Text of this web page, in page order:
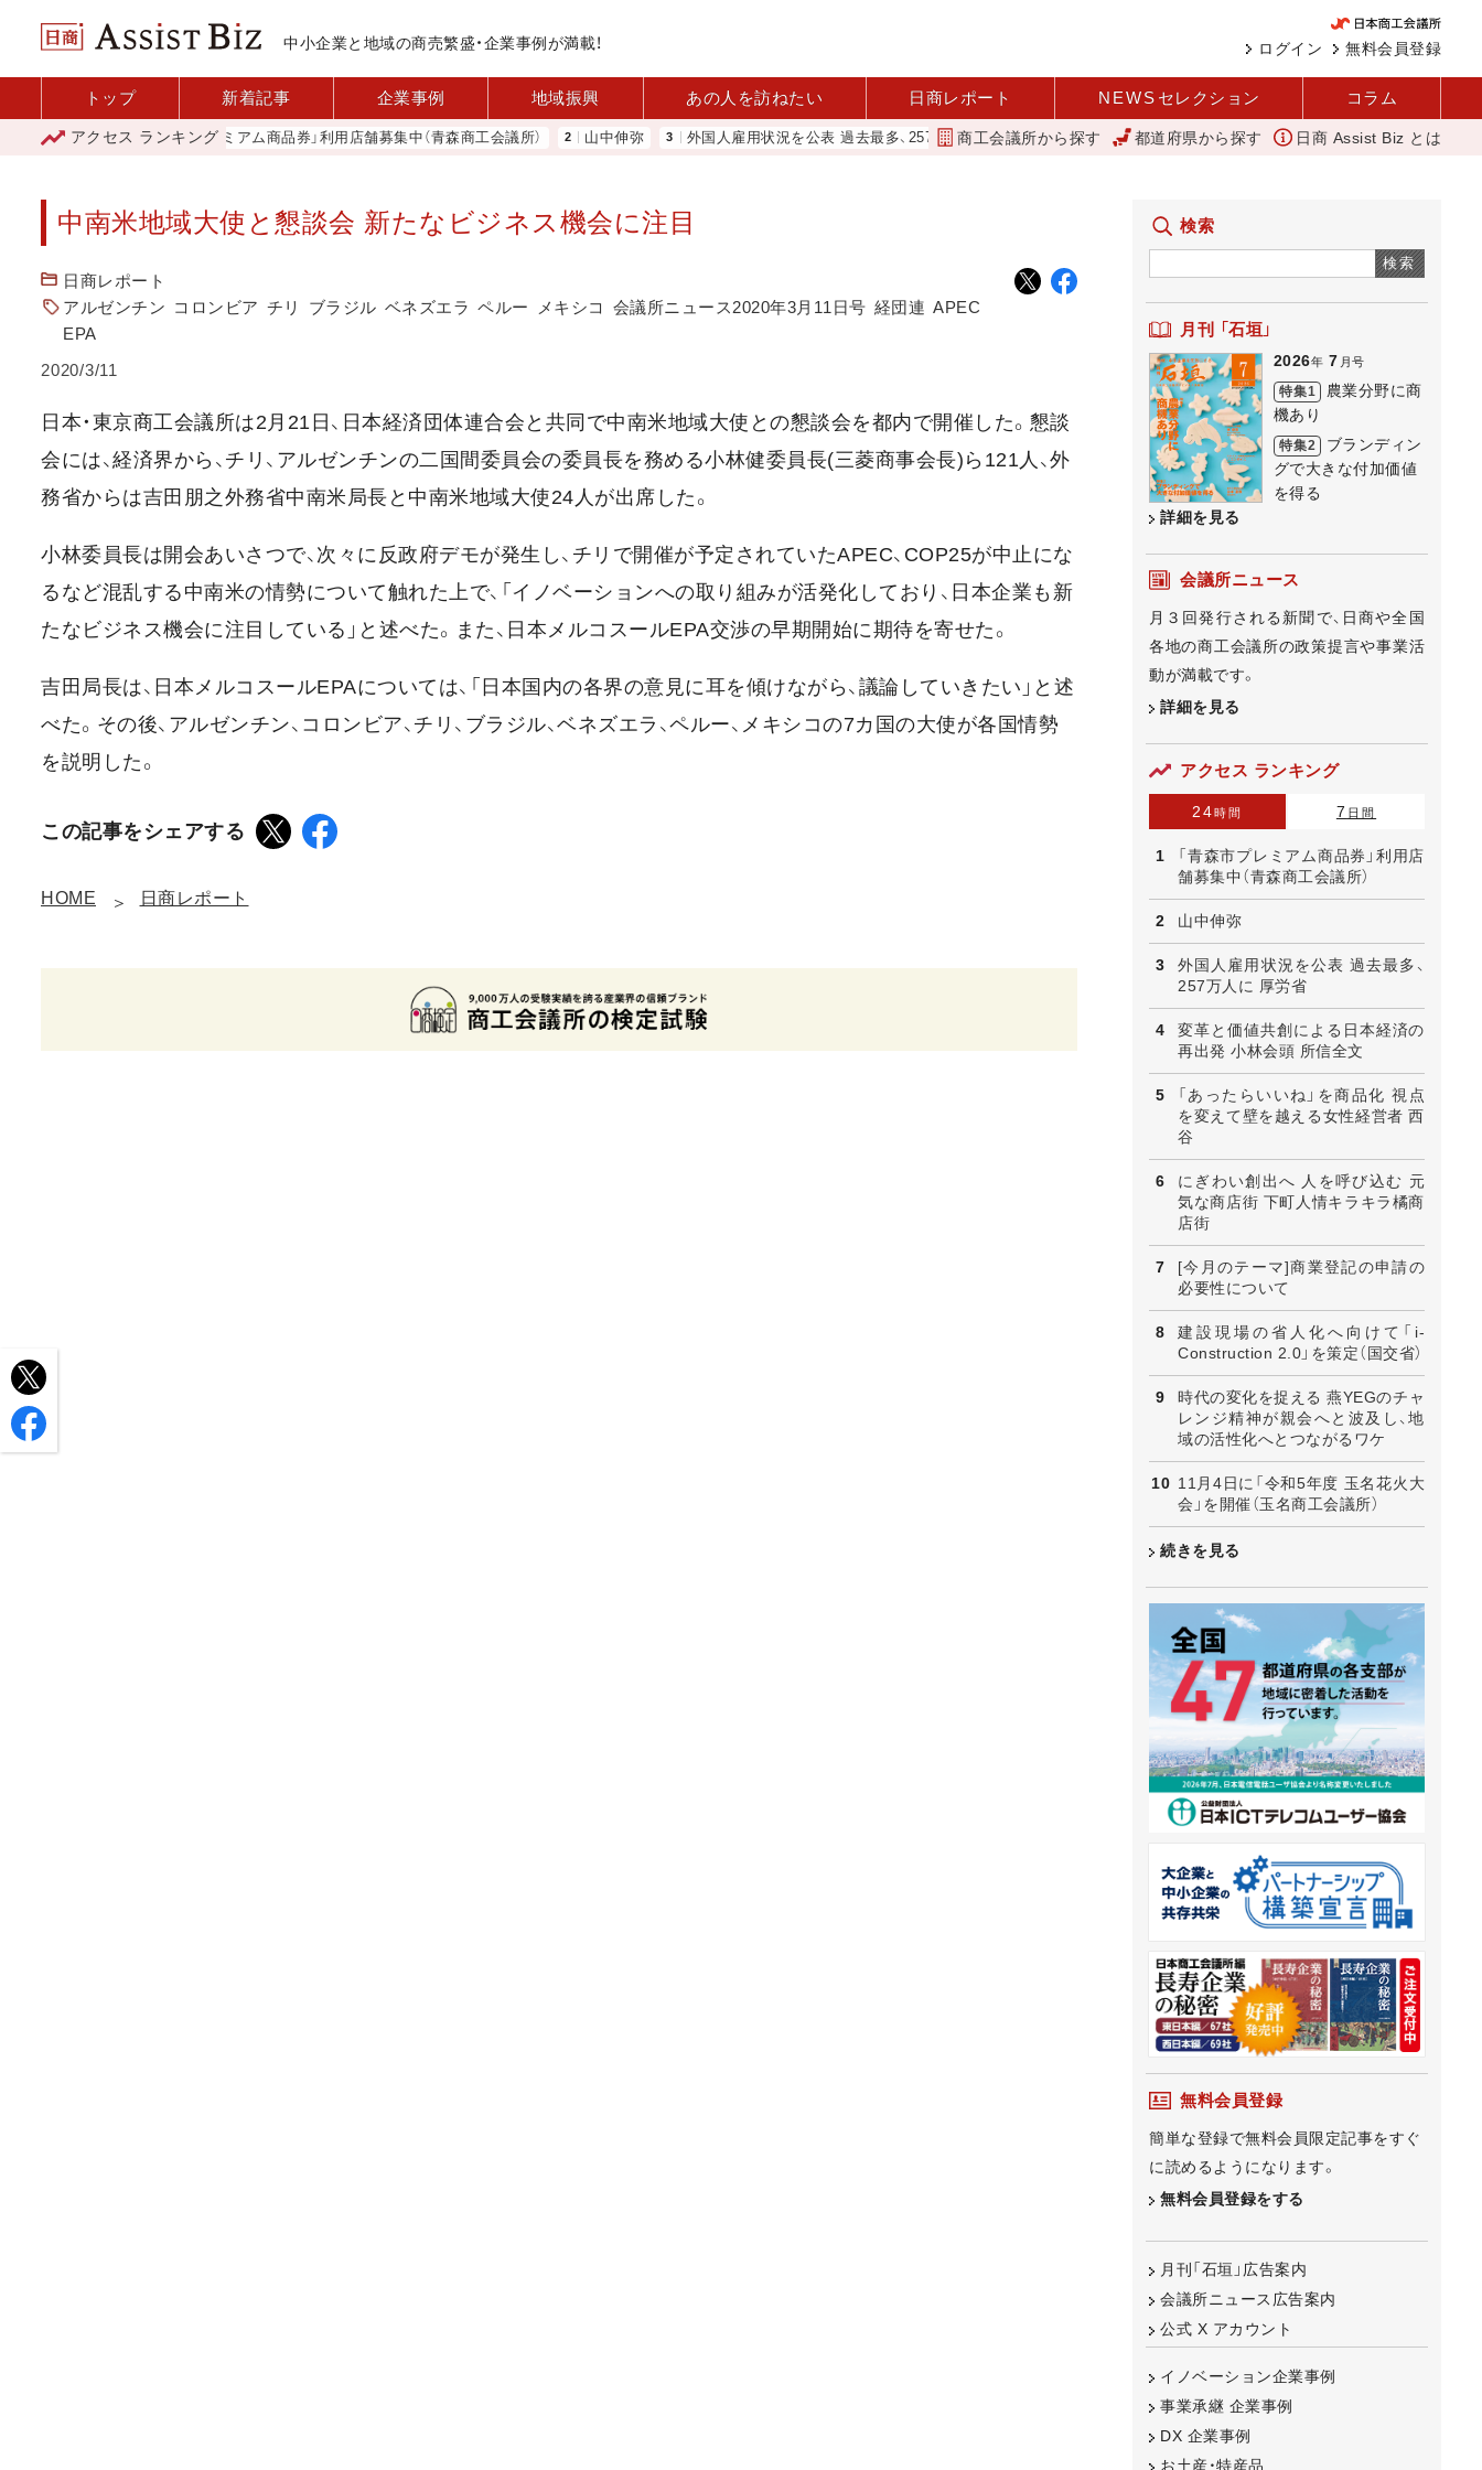
中小企業と地域の商売繁盛・企業事例が満載！ 無料会員登録
ログイン
トップ 新着記事 企業事例 地域振興 あの人を訪ねたい 日商レポート NEWS セレクション コラム
アクセス ランキング
「青森市プレミアム商品券」利用店舗募集中（青森商工会議所） 山中伸弥 外国人雇用状況を公表 過去最多、257万人に 厚労省 変革と価値共創による日本経済の再出発 小林会頭 所信全文
商工会議所から探す 都道府県から探す 日商 Assist Biz とは
中南米地域大使と懇談会 新たなビジネス機会に注目
日商レポート
アルゼンチン コロンビア チリ ブラジル ベネズエラ ペルー メキシコ 会議所ニュース2020年3月11日号 経団連 APEC
EPA
2020/3/11
日本・東京商工会議所は2月21日、日本経済団体連合会と共同で中南米地域大使との懇談会を都内で開催した。懇談
会には、経済界から、チリ、アルゼンチンの二国間委員会の委員長を務める小林健委員長(三菱商事会長)ら121人、外
務省からは吉田朋之外務省中南米局長と中南米地域大使24人が出席した。
小林委員長は開会あいさつで、次々に反政府デモが発生し、チリで開催が予定されていたAPEC、COP25が中止にな
るなど混乱する中南米の情勢について触れた上で、「イノベーションへの取り組みが活発化しており、日本企業も新
たなビジネス機会に注目している」と述べた。また、日本メルコスールEPA交渉の早期開始に期待を寄せた。
吉田局長は、日本メルコスールEPAについては、「日本国内の各界の意見に耳を傾けながら、議論していきたい」と述
べた。その後、アルゼンチン、コロンビア、チリ、ブラジル、ベネズエラ、ペルー、メキシコの7カ国の大使が各国情勢
を説明した。
この記事をシェアする
HOME 日商レポート
検索
検索
月刊 「石垣」
2026年 7 月号
特集1
農業分野に商
機あり
特集2
ブランディン
グで大きな付加価値
を得る
詳細を見る
会議所ニュース
月３回発行される新聞で、日商や全国
各地の商工会議所の政策提言や事業活
動が満載です。
詳細を見る
アクセス ランキング
24時間 7 日間
「青森市プレミアム商品券」利用店
舗募集中（青森商工会議所）
山中伸弥
外国人雇用状況を公表 過去最多、
257万人に 厚労省
変革と価値共創による日本経済の
再出発 小林会頭 所信全文
「あったらいいね」を商品化 視点
を変えて壁を越える女性経営者 西
谷
にぎわい創出へ 人を呼び込む 元
気な商店街 下町人情キラキラ橘商
店街
[今月のテーマ]商業登記の申請の
必要性について
建設現場の省人化へ向けて「i-
Construction 2.0」を策定（国交省）
時代の変化を捉える 燕YEGのチャ
レンジ精神が親会へと波及し、地
域の活性化へとつながるワケ
11月4日に「令和5年度 玉名花火大
会」を開催（玉名商工会議所）
続きを見る
無料会員登録
簡単な登録で無料会員限定記事をすぐ
に読めるようになります。
無料会員登録をする
月刊「石垣」広告案内
会議所ニュース広告案内
公式 X アカウント
イノベーション企業事例
事業承継 企業事例
DX 企業事例
お土産・特産品